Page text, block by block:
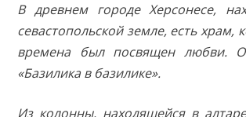
В древнем городе Херсонесе,
севастопольской земле, есть храм,
времена был посвящен любви.
«Базилика в базилике».
Из колонны, находящейся в